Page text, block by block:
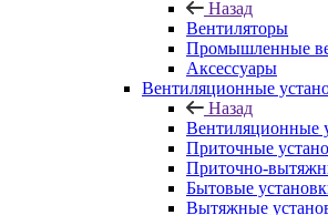
Назад
Вентиляторы
Промышленные
Аксессуары
Вентиляционные
Назад
Вентиляционные
Приточные
Приточно-
Бытовые
Вытяжные